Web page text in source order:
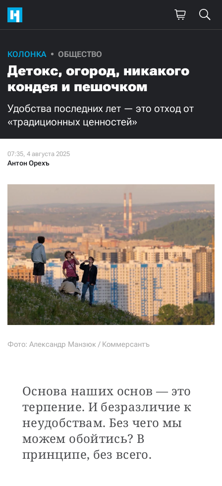
КОЛОНКА ОБЩЕСТВО
Детокс, огород, никакого
кондея и пешочком
Удобства последних лет — это отход от
«традиционных ценностей»
Антон Орехъ
Фото: Александр Манзюк / Коммерсантъ
Основа наших основ — это
терпение. И безразличие к
неудобствам. Без чего мы
можем обойтись? В
принципе, без всего.
Поддержите
нашу работу!
Ежемесячно Разово
3000
Нажимая кнопку «Стать соучастником»,
я принимаю условия и подтверждаю свое гражданство РФ
СТАТЬ СОУЧАСТНИКОМ
ПОДЕЛИТЬСЯ С ДРУЗЬЯМИ
Если у вас есть вопросы, пишите donate@novayagazeta.ru или
звоните:
+7 (929) 612-03-68